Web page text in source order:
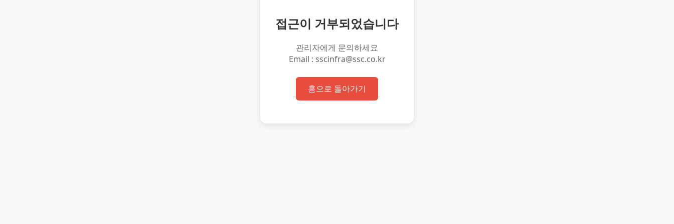
접근이 거부되었습니다
관리자에게 문의하세요
Email : sscinfra@ssc.co.kr
홈으로 돌아가기